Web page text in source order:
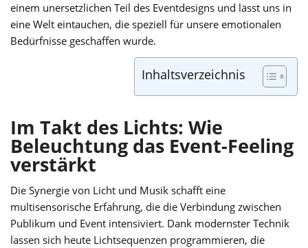
einem unersetzlichen Teil des Eventdesigns und lässt uns in
eine Welt eintauchen, die speziell für unsere emotionalen
Bedürfnisse geschaffen wurde.
Inhaltsverzeichnis
Im Takt des Lichts: Wie
Beleuchtung das Event-Feeling
verstärkt
Die Synergie von Licht und Musik schafft eine
multisensorische Erfahrung, die die Verbindung zwischen
Publikum und Event intensiviert. Dank modernster Technik
lassen sich heute Lichtsequenzen programmieren, die